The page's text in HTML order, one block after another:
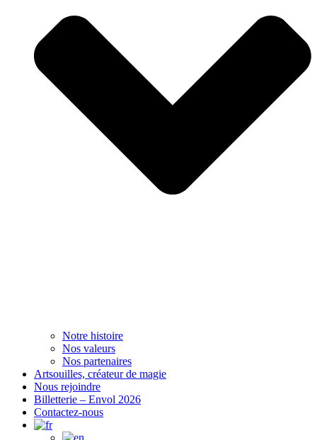
Notre histoire
Nos valeurs
Nos partenaires
Artsouilles, créateur de magie
Nous rejoindre
Billetterie – Envol 2026
Contactez-nous